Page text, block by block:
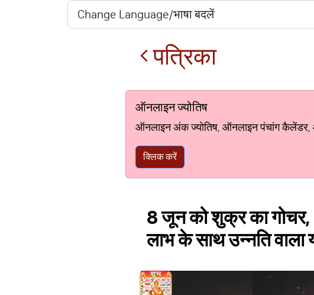
पत्रिका
ऑनलाइन ज्योतिष
ऑनलाइन अंक ज्योतिष, ऑनलाइन पंचांग कैलेंडर,
क्लिक करें
8 जून को शुक्र का गोचर,
लाभ के साथ उन्नति वाला